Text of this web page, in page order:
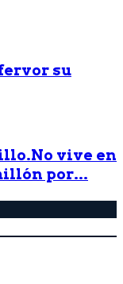
su
vive en
por...